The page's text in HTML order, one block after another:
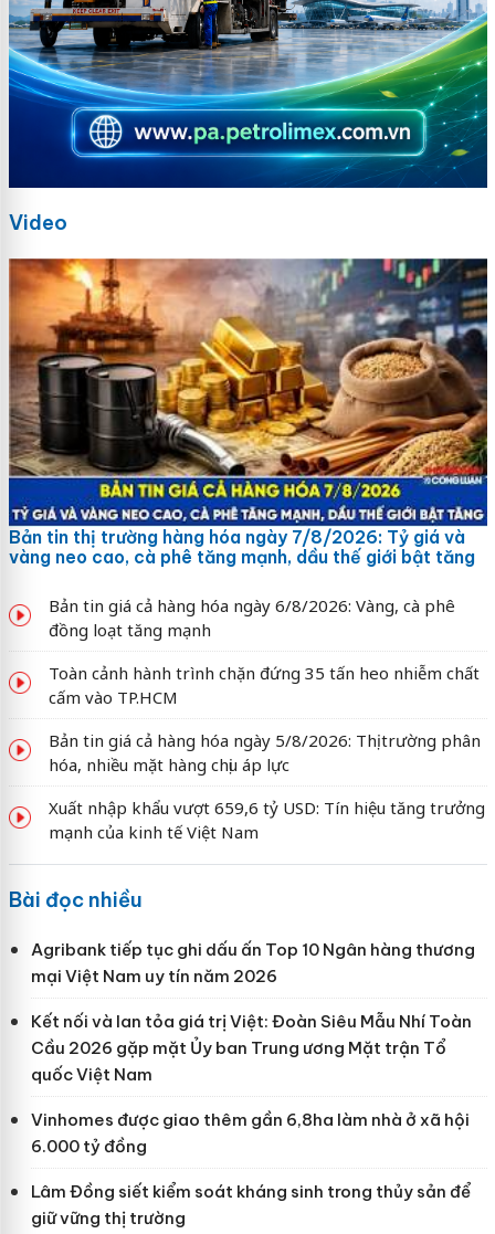
Video
Bản tin thị trường hàng hóa ngày 7/8/2026: Tỷ giá và
vàng neo cao, cà phê tăng mạnh, dầu thế giới bật tăng
Bản tin giá cả hàng hóa ngày 6/8/2026: Vàng, cà phê
đồng loạt tăng mạnh
Toàn cảnh hành trình chặn đứng 35 tấn heo nhiễm chất
cấm vào TP.HCM
Bản tin giá cả hàng hóa ngày 5/8/2026: Thị trường phân
hóa, nhiều mặt hàng chịu áp lực
Xuất nhập khẩu vượt 659,6 tỷ USD: Tín hiệu tăng trưởng
mạnh của kinh tế Việt Nam
Bài đọc nhiều
Agribank tiếp tục ghi dấu ấn Top 10 Ngân hàng thương
mại Việt Nam uy tín năm 2026
Kết nối và lan tỏa giá trị Việt: Đoàn Siêu Mẫu Nhí Toàn
Cầu 2026 gặp mặt Ủy ban Trung ương Mặt trận Tổ
quốc Việt Nam
Vinhomes được giao thêm gần 6,8ha làm nhà ở xã hội
6.000 tỷ đồng
Lâm Đồng siết kiểm soát kháng sinh trong thủy sản để
giữ vững thị trường